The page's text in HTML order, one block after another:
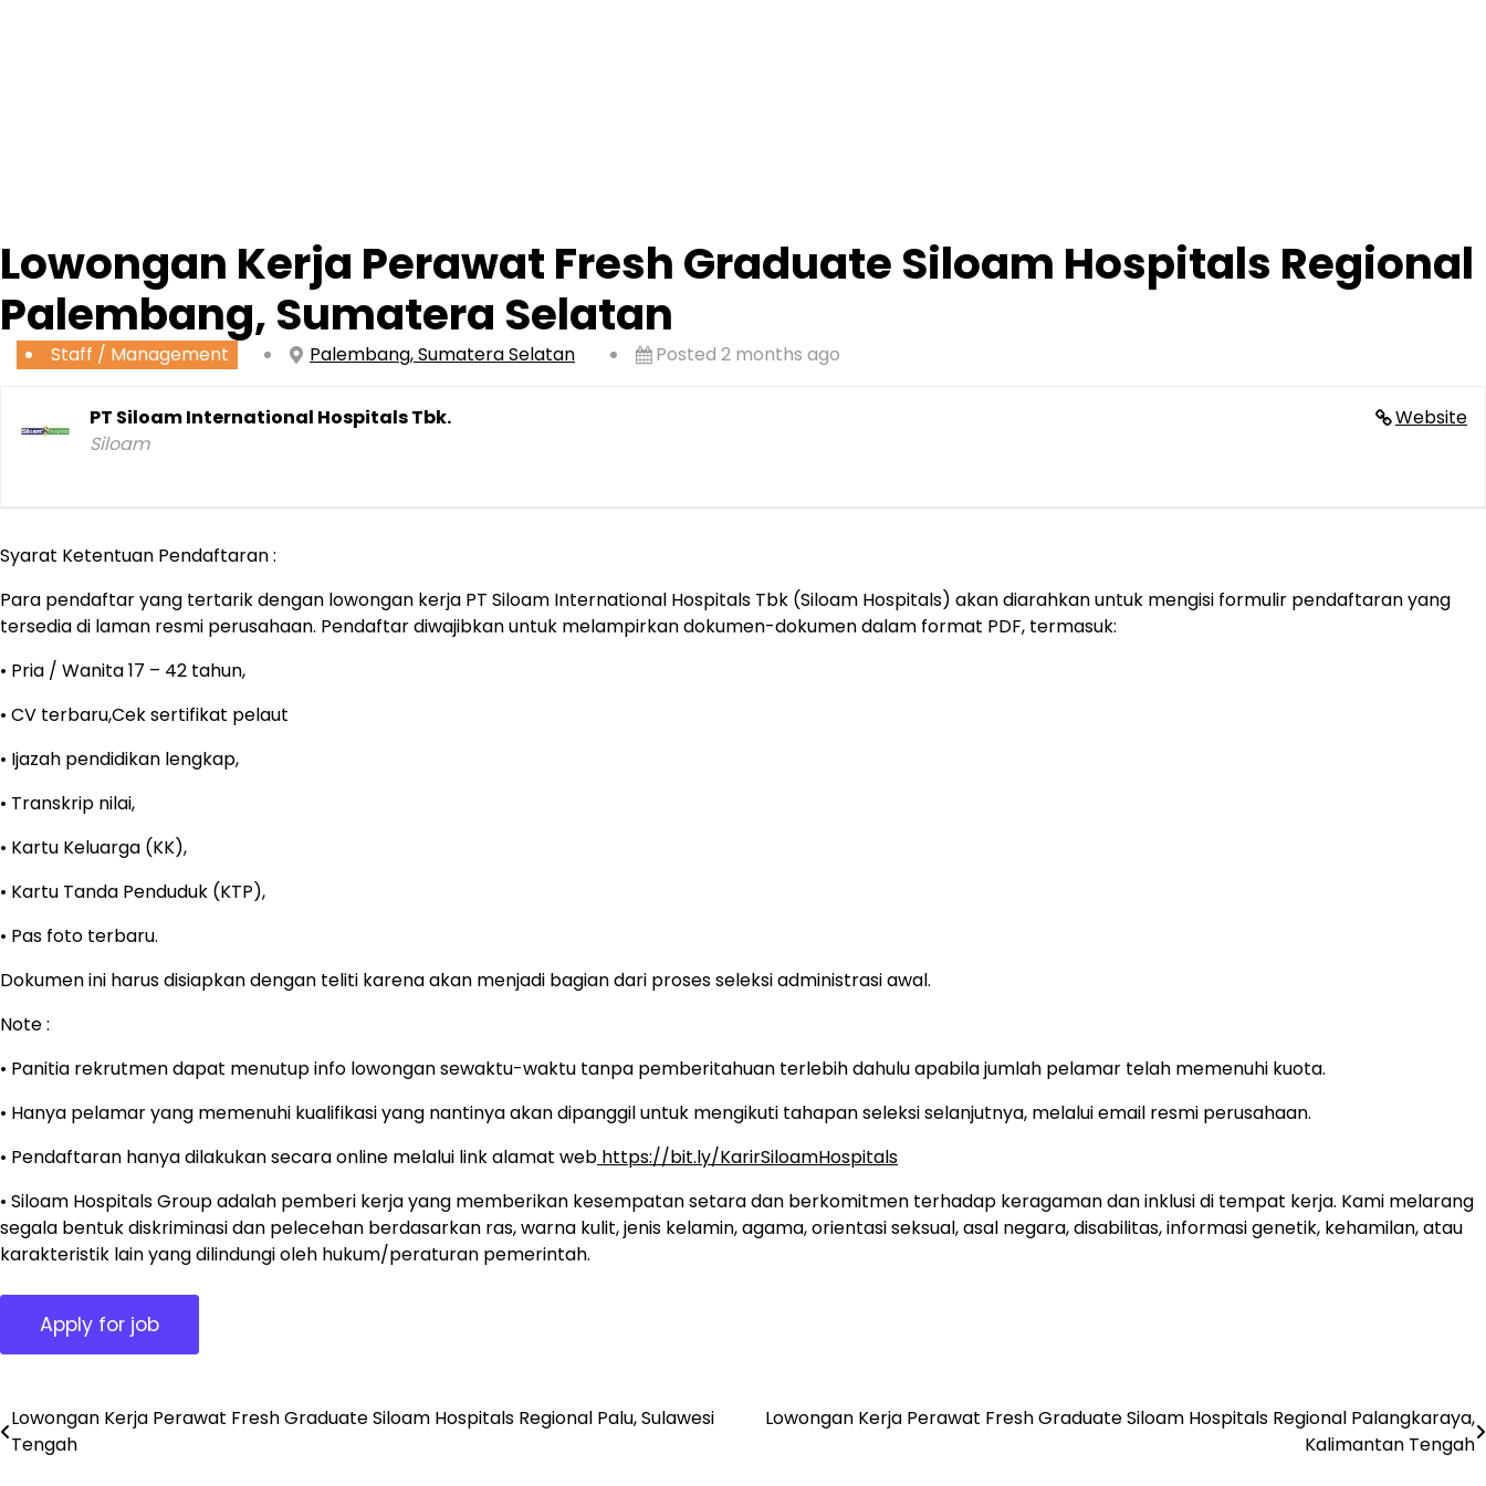
Lowongan Kerja Perawat Fresh Graduate Siloam Hospitals Regional
Palembang, Sumatera Selatan
Staff / Management Palembang, Sumatera Selatan Posted 2 months ago
Website
PT Siloam International Hospitals Tbk.
Siloam
Syarat Ketentuan Pendaftaran :
Para pendaftar yang tertarik dengan lowongan kerja PT Siloam International Hospitals Tbk (Siloam Hospitals) akan diarahkan untuk mengisi formulir pendaftaran yang
tersedia di laman resmi perusahaan. Pendaftar diwajibkan untuk melampirkan dokumen-dokumen dalam format PDF, termasuk:
• Pria / Wanita 17 – 42 tahun,
• CV terbaru,Cek sertifikat pelaut
• Ijazah pendidikan lengkap,
• Transkrip nilai,
• Kartu Keluarga (KK),
• Kartu Tanda Penduduk (KTP),
• Pas foto terbaru.
Dokumen ini harus disiapkan dengan teliti karena akan menjadi bagian dari proses seleksi administrasi awal.
Note :
• Panitia rekrutmen dapat menutup info lowongan sewaktu-waktu tanpa pemberitahuan terlebih dahulu apabila jumlah pelamar telah memenuhi kuota.
• Hanya pelamar yang memenuhi kualifikasi yang nantinya akan dipanggil untuk mengikuti tahapan seleksi selanjutnya, melalui email resmi perusahaan.
• Pendaftaran hanya dilakukan secara online melalui link alamat web https://bit.ly/KarirSiloamHospitals
• Siloam Hospitals Group adalah pemberi kerja yang memberikan kesempatan setara dan berkomitmen terhadap keragaman dan inklusi di tempat kerja. Kami melarang
segala bentuk diskriminasi dan pelecehan berdasarkan ras, warna kulit, jenis kelamin, agama, orientasi seksual, asal negara, disabilitas, informasi genetik, kehamilan, atau
karakteristik lain yang dilindungi oleh hukum/peraturan pemerintah.
Post
navigation
Lowongan Kerja Perawat Fresh Graduate Siloam Hospitals Regional Palu, Sulawesi
Tengah
Lowongan Kerja Perawat Fresh Graduate Siloam Hospitals Regional Palangkaraya,
Kalimantan Tengah